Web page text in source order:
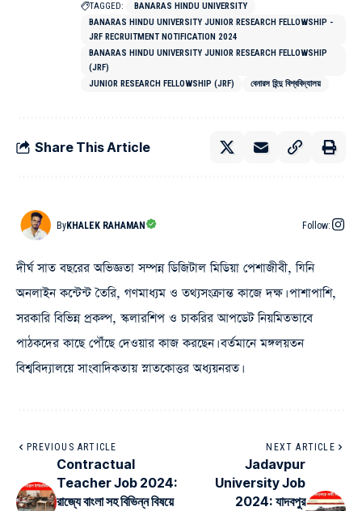
TAGGED:
BANARAS HINDU UNIVERSITY
BANARAS HINDU UNIVERSITY JUNIOR RESEARCH FELLOWSHIP -
JRF RECRUITMENT NOTIFICATION 2024
BANARAS HINDU UNIVERSITY JUNIOR RESEARCH FELLOWSHIP
(JRF)
JUNIOR RESEARCH FELLOWSHIP (JRF)
বেনারস হিন্দু বিশ্ববিদ্যালয়
Share This Article
ByKHALEK RAHAMAN Follow:
দীর্ঘ সাত বছরের অভিজ্ঞতা সম্পন্ন ডিজিটাল মিডিয়া পেশাজীবী, যিনি
অনলাইন কন্টেন্ট তৈরি, গণমাধ্যম ও তথ্যসংক্রান্ত কাজে দক্ষ। পাশাপাশি,
সরকারি বিভিন্ন প্রকল্প, স্কলারশিপ ও চাকরির আপডেট নিয়মিতভাবে
পাঠকদের কাছে পৌঁছে দেওয়ার কাজ করছেন। বর্তমানে মঙ্গলয়তন
বিশ্ববিদ্যালয়ে সাংবাদিকতায় স্নাতকোত্তর অধ্যয়নরত।
PREVIOUS ARTICLE
Contractual
Teacher Job 2024:
রাজ্যে বাংলা সহ বিভিন্ন বিষয়ে
NEXT ARTICLE
Jadavpur
University Job
2024: যাদবপুর